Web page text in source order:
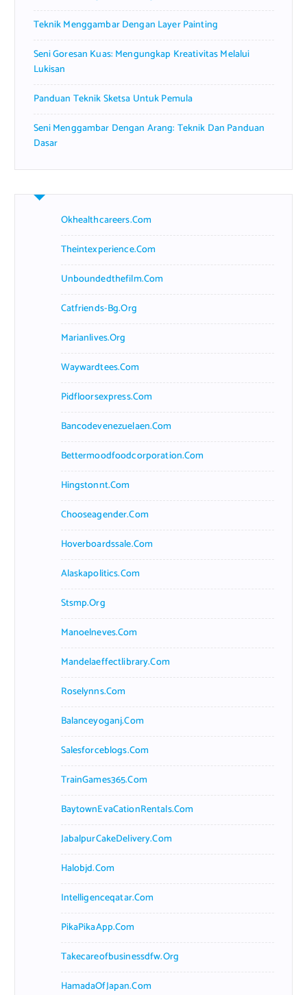
Teknik Menggambar Dengan Layer Painting
Seni Goresan Kuas: Mengungkap Kreativitas Melalui
Lukisan
Panduan Teknik Sketsa Untuk Pemula
Seni Menggambar Dengan Arang: Teknik Dan Panduan
Dasar
Okhealthcareers.com
Theintexperience.com
Unboundedthefilm.com
Catfriends-Bg.org
Marianlives.org
Waywardtees.com
Pidfloorsexpress.com
Bancodevenezuelaen.com
Bettermoodfoodcorporation.com
Hingstonnt.com
Chooseagender.com
Hoverboardssale.com
Alaskapolitics.com
Stsmp.org
Manoelneves.com
Mandelaeffectlibrary.com
Roselynns.com
Balanceyoganj.com
Salesforceblogs.com
TrainGames365.com
BaytownEvaCationRentals.com
JabalpurCakeDelivery.com
Halobjd.com
Intelligenceqatar.com
PikaPikaApp.com
Takecareofbusinessdfw.org
HamadaOfJapan.com